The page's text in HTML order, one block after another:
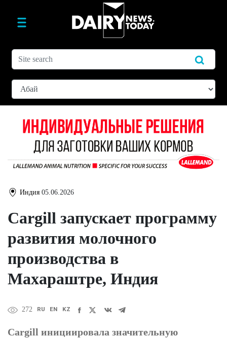
Индия 05.06.2026
Cargill запускает программу
развития молочного
производства в
Махараштре, Индия
272 RU EN KZ
Cargill инициировала значительную